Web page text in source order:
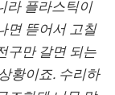
라 플라스틱이
면 뜯어서 고칠
구만 갈면 되는
황이죠. 수리하